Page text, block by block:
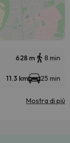
628 m 8 min
11.3 km 25 min
Mostra di più